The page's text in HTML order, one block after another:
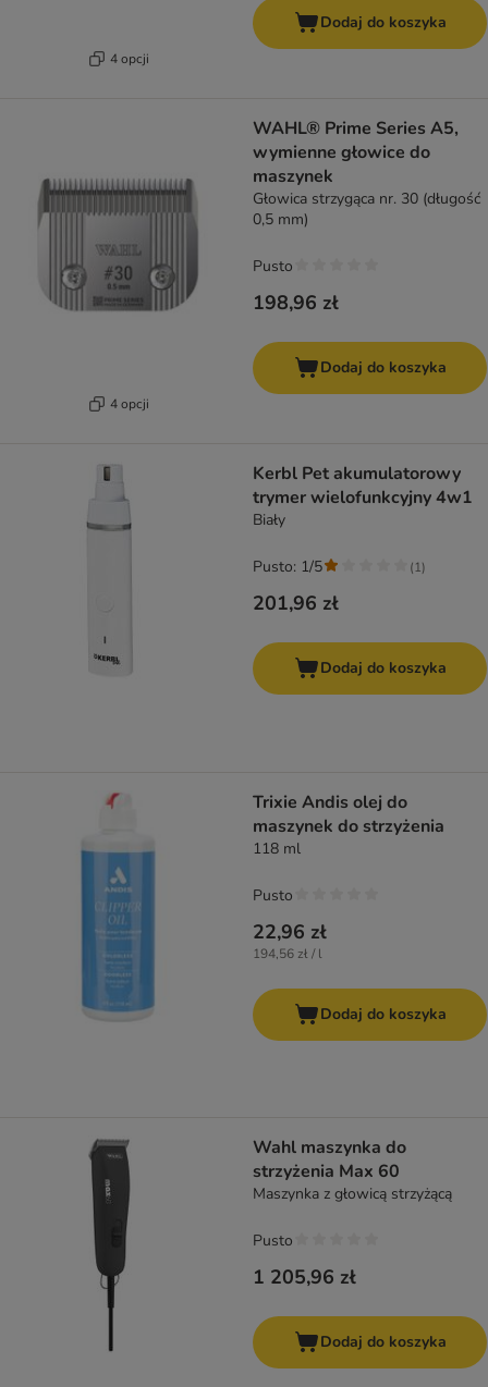
4 opcji
Dodaj do koszyka
4 opcji
WAHL® Prime Series A5,
wymienne głowice do
maszynek
Głowica strzygąca nr. 30 (długość
0,5 mm)
198,96 zł
Pusto
Dodaj do koszyka
Kerbl Pet akumulatorowy
trymer wielofunkcyjny 4w1
Biały
201,96 zł
Pusto: 1/5 (1)
Dodaj do koszyka
Trixie Andis olej do
maszynek do strzyżenia
118 ml
22,96 zł
194,56 zł / l
Pusto
Dodaj do koszyka
Wahl maszynka do
strzyżenia Max 60
Maszynka z głowicą strzyżącą
1 205,96 zł
Pusto
Dodaj do koszyka